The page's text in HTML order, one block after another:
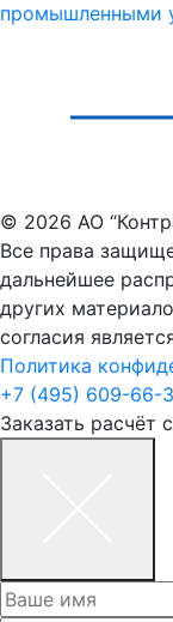
промышленными
© 2026 АО
Все права
дальнейшее
других
согласия
Политика
+7 (495) 609-66-
Заказать расчёт